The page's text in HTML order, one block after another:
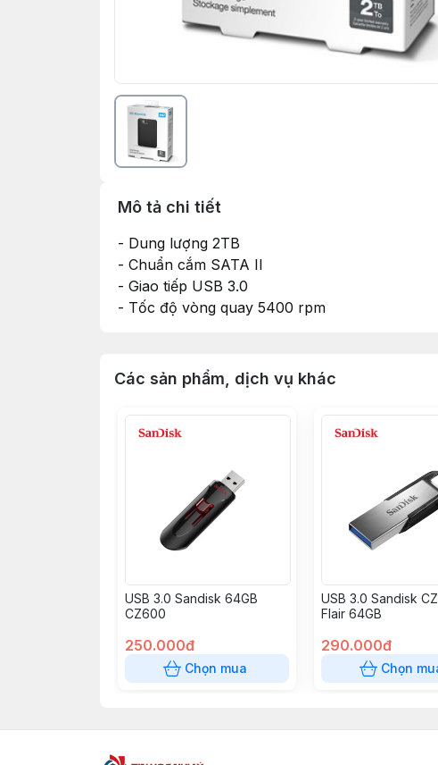
Mô tả chi tiết
- Dung lượng 2TB
- Chuẩn cắm SATA II
- Giao tiếp USB 3.0
- Tốc độ vòng quay 5400 rpm
Các sản phẩm, dịch vụ khác
USB 3.0 Sandisk 64GB
CZ600
250.000đ
Chọn mua
USB 3.0 Sandisk
Flair 64GB
290.000đ
Chọn